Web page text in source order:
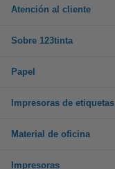
Atención al cliente
Sobre 123tinta
Papel
Impresoras de etiquetas
Material de oficina
Impresoras